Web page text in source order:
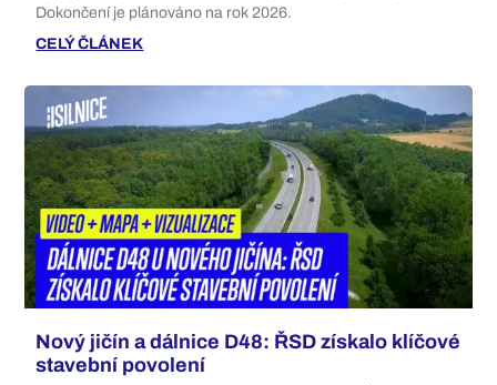
Dokončení je plánováno na rok 2026.
CELÝ ČLÁNEK
Nový jičín a dálnice D48: ŘSD získalo klíčové
stavební povolení